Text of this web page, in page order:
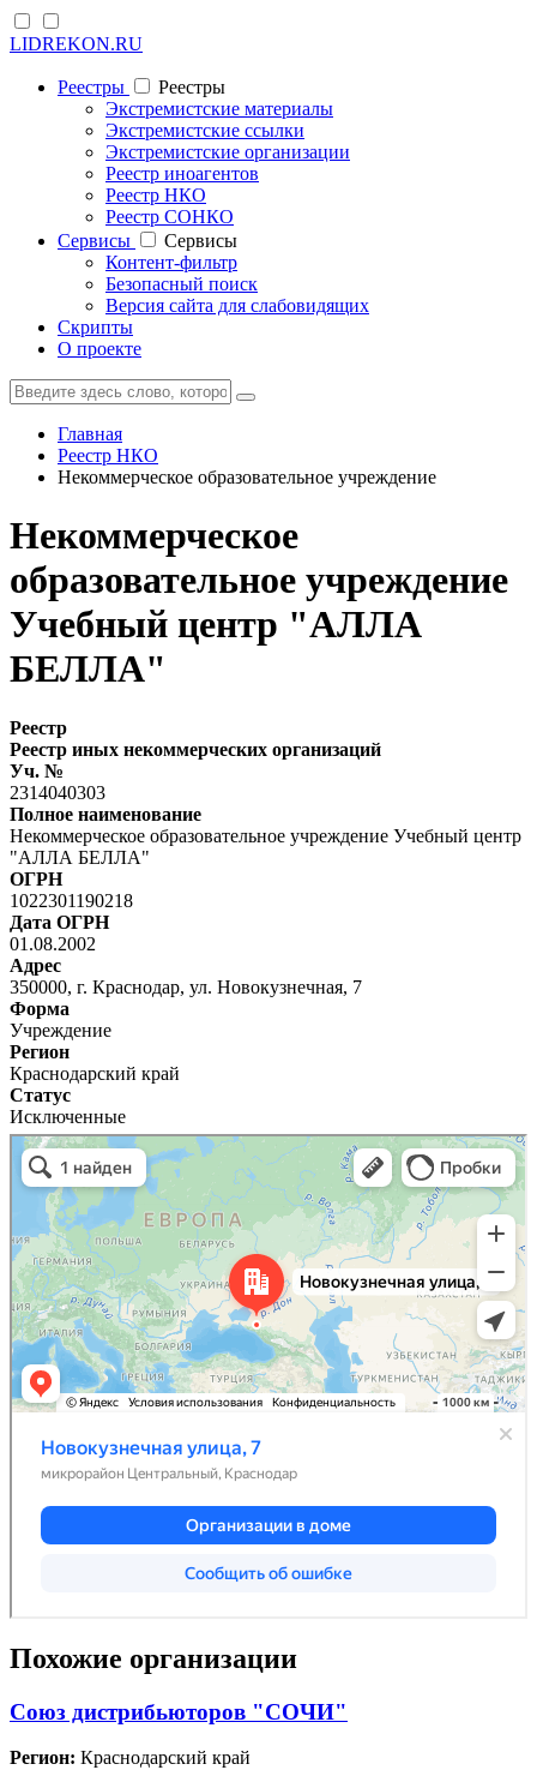
LIDREKON.RU
Реестры
Реестры
Экстремистские материалы
Экстремистские ссылки
Экстремистские организации
Реестр иноагентов
Реестр НКО
Реестр СОНКО
Cервисы
Cервисы
Контент-фильтр
Безопасный поиск
Версия сайта для слабовидящих
Скрипты
О проекте
Главная
Реестр НКО
Некоммерческое образовательное учреждение
Некоммерческое
образовательное учреждение
Учебный центр "АЛЛА
БЕЛЛА"
Реестр
Реестр иных некоммерческих организаций
Уч. №
2314040303
Полное наименование
Некоммерческое образовательное учреждение Учебный центр
"АЛЛА БЕЛЛА"
ОГРН
1022301190218
Дата ОГРН
01.08.2002
Адрес
350000, г. Краснодар, ул. Новокузнечная, 7
Форма
Учреждение
Регион
Краснодарский край
Статус
Исключенные
Похожие организации
Союз дистрибьюторов "СОЧИ"
Регион: Краснодарский край